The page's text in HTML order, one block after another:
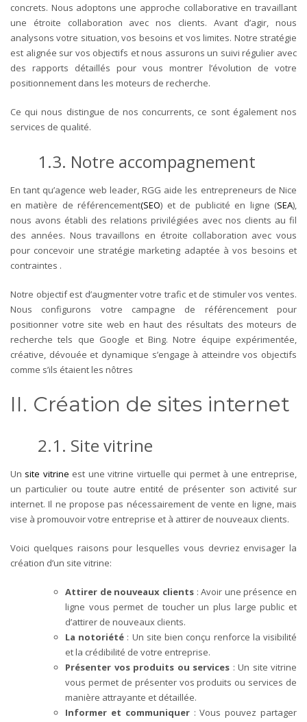
concrets. Nous adoptons une approche collaborative en travaillant
une étroite collaboration avec nos clients. Avant d’agir, nous
analysons votre situation, vos besoins et vos limites. Notre stratégie
est alignée sur vos objectifs et nous assurons un suivi régulier avec
des rapports détaillés pour vous montrer l’évolution de votre
positionnement dans les moteurs de recherche.
Ce qui nous distingue de nos concurrents, ce sont également nos
services de qualité.
1.3. Notre accompagnement
En tant qu’agence web leader, RGG aide les entrepreneurs de Nice
en matière de référencement(SEO) et de publicité en ligne (SEA),
nous avons établi des relations privilégiées avec nos clients au fil
des années. Nous travaillons en étroite collaboration avec vous
pour concevoir une stratégie marketing adaptée à vos besoins et
contraintes .
Notre objectif est d’augmenter votre trafic et de stimuler vos ventes.
Nous configurons votre campagne de référencement pour
positionner votre site web en haut des résultats des moteurs de
recherche tels que Google et Bing. Notre équipe expérimentée,
créative, dévouée et dynamique s’engage à atteindre vos objectifs
comme s’ils étaient les nôtres
II. Création de sites internet
2.1. Site vitrine
Un site vitrine est une vitrine virtuelle qui permet à une entreprise,
un particulier ou toute autre entité de présenter son activité sur
internet. Il ne propose pas nécessairement de vente en ligne, mais
vise à promouvoir votre entreprise et à attirer de nouveaux clients.
Voici quelques raisons pour lesquelles vous devriez envisager la
création d’un site vitrine:
Attirer de nouveaux clients : Avoir une présence en
ligne vous permet de toucher un plus large public et
d’attirer de nouveaux clients.
La notoriété : Un site bien conçu renforce la visibilité
et la crédibilité de votre entreprise.
Présenter vos produits ou services : Un site vitrine
vous permet de présenter vos produits ou services de
manière attrayante et détaillée.
Informer et communiquer : Vous pouvez partager